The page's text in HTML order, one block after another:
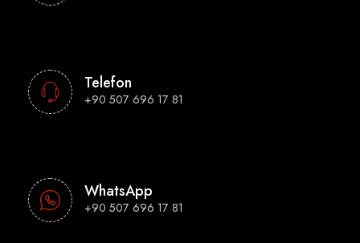
Telefon
+90 507 696 17 81
WhatsApp
+90 507 696 17 81